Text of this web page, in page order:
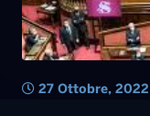
27 Ottobre, 2022